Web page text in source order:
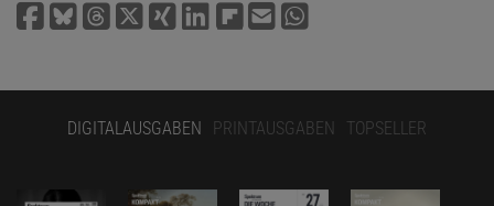
DIGITALAUSGABEN PRINTAUSGABEN TOPSELLER